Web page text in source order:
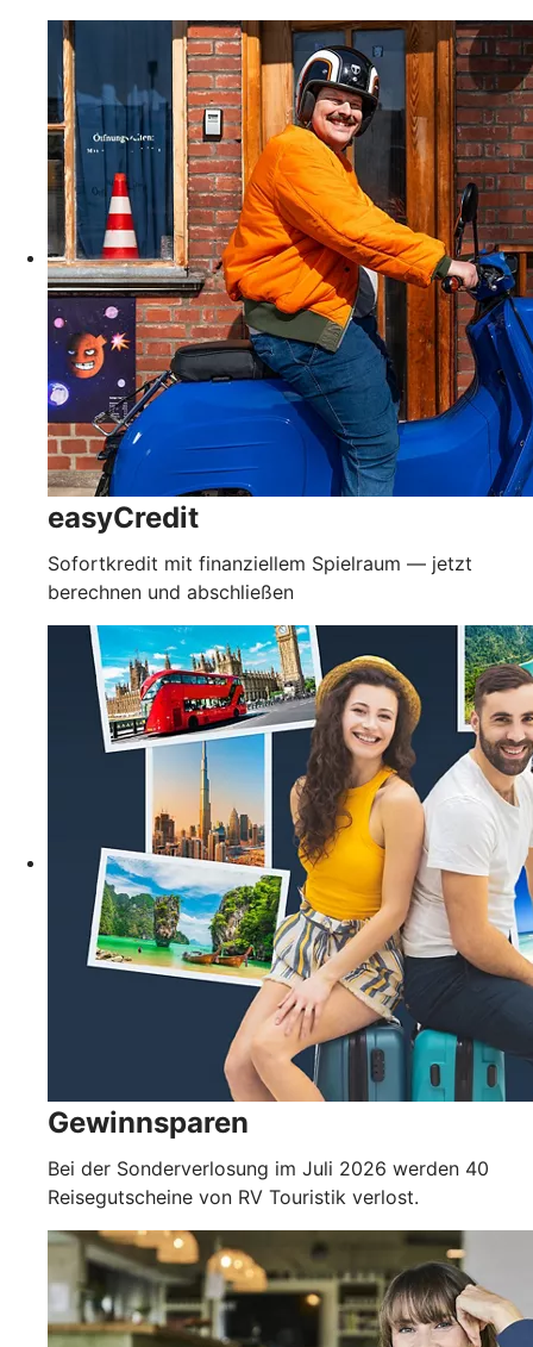
easyCredit
Sofortkredit mit finanziellem Spielraum — jetzt
berechnen und abschließen
Gewinnsparen
Bei der Sonderverlosung im Juli 2026 werden 40
Reisegutscheine von RV Touristik verlost.